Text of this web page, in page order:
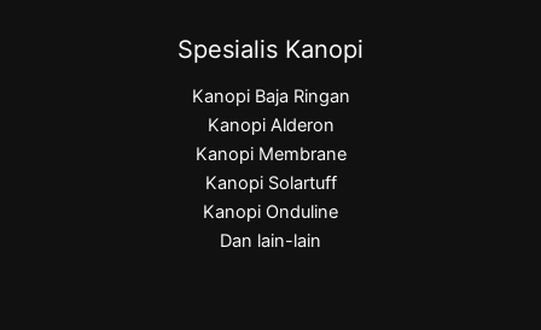
Spesialis Kanopi
Kanopi Baja Ringan
Kanopi Alderon
Kanopi Membrane
Kanopi Solartuff
Kanopi Onduline
Dan lain-lain